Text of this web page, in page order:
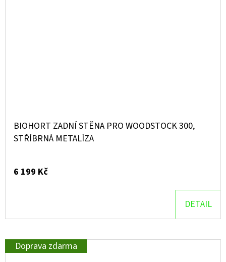
BIOHORT ZADNÍ STĚNA PRO WOODSTOCK 300,
STŘÍBRNÁ METALÍZA
6 199 Kč
DETAIL
Doprava zdarma